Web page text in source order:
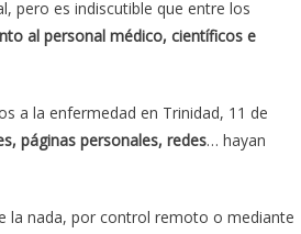
pero es indiscutible que entre los
al personal médico, científicos e
a la enfermedad en Trinidad, 11 de
páginas personales, redes… hayan
la nada, por control remoto o mediante